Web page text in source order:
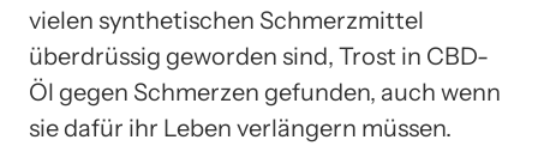
vielen synthetischen Schmerzmittel
überdrüssig geworden sind, Trost in CBD-
Öl gegen Schmerzen gefunden, auch wenn
sie dafür ihr Leben verlängern müssen.